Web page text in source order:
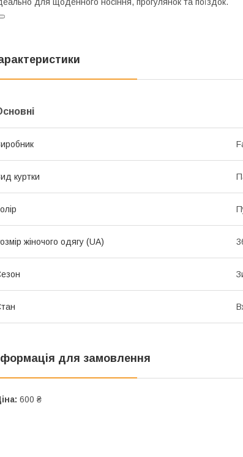
для щоденного носіння, прогулянок та поїздок.
куртки
жіночого одягу (UA)
для замовлення
600 ₴